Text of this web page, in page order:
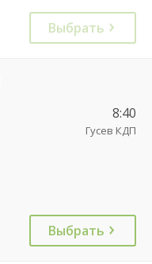
Выбрать
8:40
Гусев КДП
Выбрать